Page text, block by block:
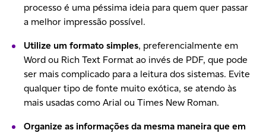
processo é uma péssima ideia para quem quer passar
a melhor impressão possível.
Utilize um formato simples, preferencialmente em
Word ou Rich Text Format ao invés de PDF, que pode
ser mais complicado para a leitura dos sistemas. Evite
qualquer tipo de fonte muito exótica, se atendo às
mais usadas como Arial ou Times New Roman.
Organize as informações da mesma maneira que em